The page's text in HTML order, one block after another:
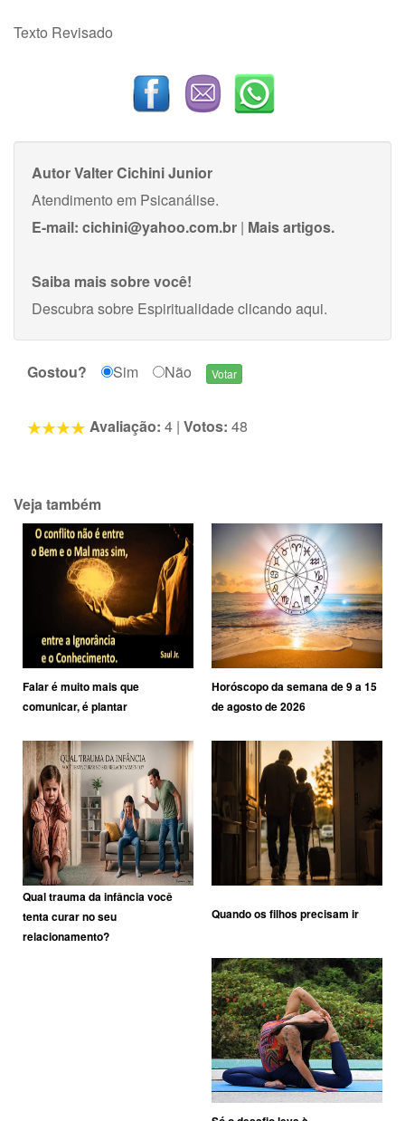
Texto Revisado
AutorValter Cichini Junior
Atendimento em Psicanálise.
E-mail: cichini@yahoo.com.br | Mais artigos.
Saiba mais sobre você!
Descubra sobre Espiritualidadeclicando aqui.
Gostou? Sim Não
Avaliação: 4| Votos: 48
Veja também
Falar é muito mais que
comunicar, é plantar
Horóscopo da semana de 9 a 15
de agosto de 2026
Qual trauma da infância você
tenta curar no seu
relacionamento?
Quando os filhos precisam ir